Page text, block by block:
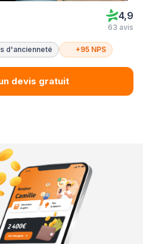
4,9
63 avis
d'ancienneté +95 NPS
devis gratuit